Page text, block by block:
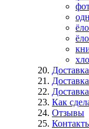
Как
Отзывы